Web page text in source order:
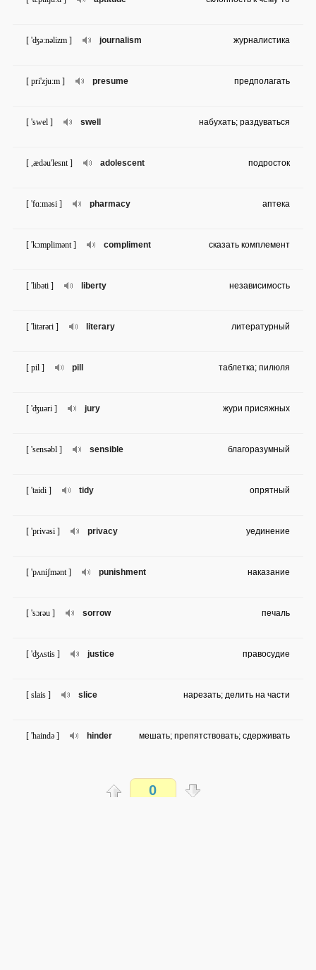
journalism
[ 'ʤə:nəlizm ] журналистика
presume
[ pri'zju:m ] предполагать
swell
[ 'swel ] набухать; раздуваться
adolescent
[ ,ædəu'lesnt ] подросток
pharmacy
[ 'fɑ:məsi ] аптека
compliment
[ 'kɔmplimənt ] сказать комплемент
liberty
[ 'libəti ] независимость
literary
[ 'litərəri ] литературный
pill
[ pil ] таблетка; пилюля
jury
[ 'ʤuəri ] жури присяжных
sensible
[ 'sensəbl ] благоразумный
tidy
[ 'taidi ] опрятный
privacy
[ 'privəsi ] уединение
punishment
[ 'pʌniʃmənt ] наказание
sorrow
[ 'sɔrəu ] печаль
justice
[ 'ʤʌstis ] правосудие
slice
[ slais ] нарезать; делить на части
hinder
[ 'haində ] мешать; препятствовать; сдерживать
0